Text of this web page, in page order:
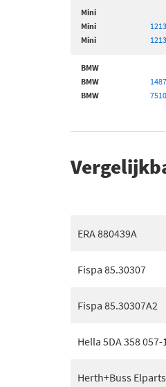
Mini
Mini
Mini
BMW
BMW
BMW
ERA 880439A
Fispa 85.30307
Fispa 85.30307A2
Hella 5DA 358 057-
Herth+Buss